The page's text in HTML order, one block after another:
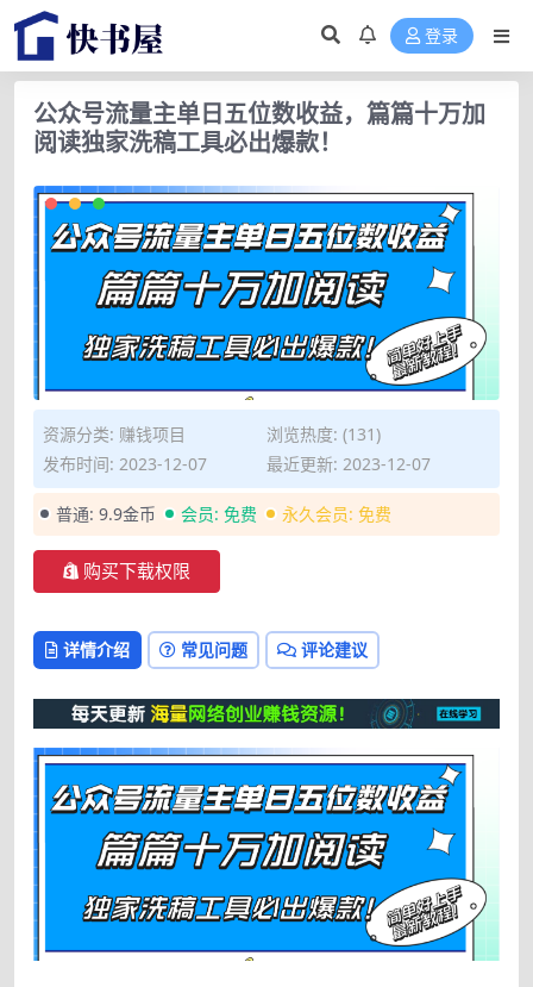
登录
公众号流量主单日五位数收益，篇篇十万加
阅读独家洗稿工具必出爆款！
资源分类: 赚钱项目
浏览热度: (131)
发布时间: 2023-12-07
最近更新: 2023-12-07
普通: 9.9金币 会员: 免费 永久会员: 免费
购买下载权限
详情介绍 常见问题 评论建议